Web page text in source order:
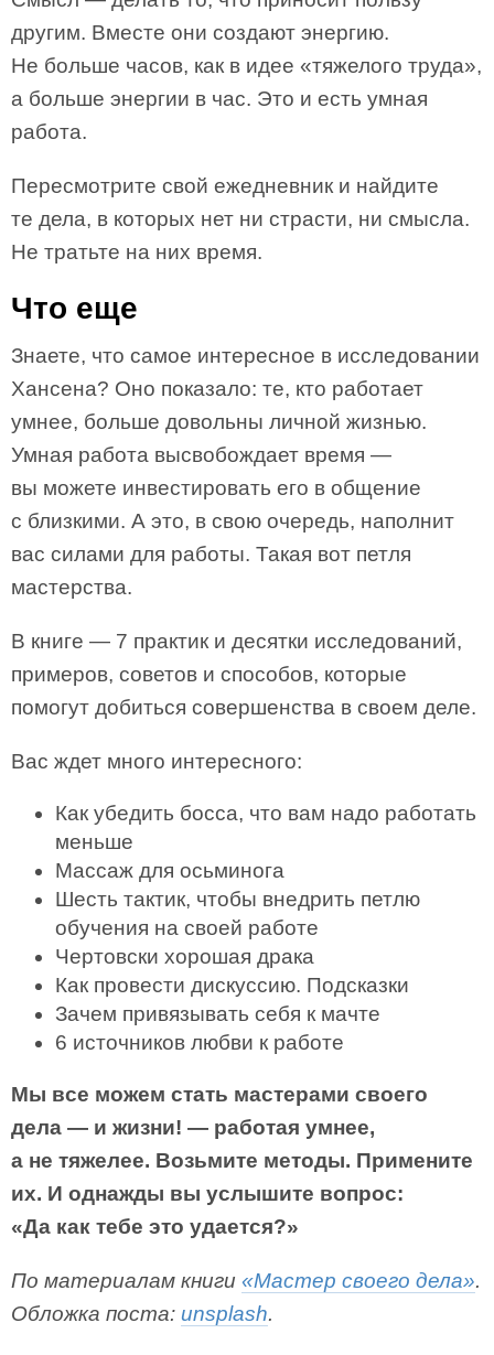
другим. Вместе они создают энергию.
Не больше часов, как в идее «тяжелого труда»,
а больше энергии в час. Это и есть умная
работа.
Пересмотрите свой ежедневник и найдите
те дела, в которых нет ни страсти, ни смысла.
Не тратьте на них время.
Что еще
Знаете, что самое интересное в исследовании
Хансена? Оно показало: те, кто работает
умнее, больше довольны личной жизнью.
Умная работа высвобождает время —
вы можете инвестировать его в общение
с близкими. А это, в свою очередь, наполнит
вас силами для работы. Такая вот петля
мастерства.
В книге — 7 практик и десятки исследований,
примеров, советов и способов, которые
помогут добиться совершенства в своем деле.
Вас ждет много интересного:
Как убедить босса, что вам надо работать
меньше
Массаж для осьминога
Шесть тактик, чтобы внедрить петлю
обучения на своей работе
Чертовски хорошая драка
Как провести дискуссию. Подсказки
Зачем привязывать себя к мачте
6 источников любви к работе
Мы все можем стать мастерами своего
дела — и жизни! — работая умнее,
а не тяжелее. Возьмите методы. Примените
их. И однажды вы услышите вопрос:
«Да как тебе это удается?»
По материалам книги «Мастер своего дела».
Обложка поста: unsplash.